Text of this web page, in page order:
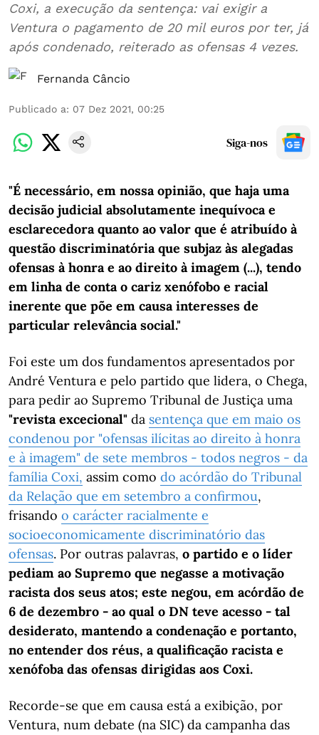
Coxi, a execução da sentença: vai exigir a
Ventura o pagamento de 20 mil euros por ter, já
após condenado, reiterado as ofensas 4 vezes.
Fernanda Câncio
Publicado a: 07 Dez 2021, 00:25
Siga-nos
"É necessário, em nossa opinião, que haja uma
decisão judicial absolutamente inequívoca e
esclarecedora quanto ao valor que é atribuído à
questão discriminatória que subjaz às alegadas
ofensas à honra e ao direito à imagem (...), tendo
em linha de conta o cariz xenófobo e racial
inerente que põe em causa interesses de
particular relevância social."
Foi este um dos fundamentos apresentados por
André Ventura e pelo partido que lidera, o Chega,
para pedir ao Supremo Tribunal de Justiça uma
"revista excecional" da sentença que em maio os
condenou por "ofensas ilícitas ao direito à honra
e à imagem" de sete membros - todos negros - da
família Coxi, assim como do acórdão do Tribunal
da Relação que em setembro a confirmou,
frisando o carácter racialmente e
socioeconomicamente discriminatório das
ofensas. Por outras palavras, o partido e o líder
pediam ao Supremo que negasse a motivação
racista dos seus atos; este negou, em acórdão de
6 de dezembro - ao qual o DN teve acesso - tal
desiderato, mantendo a condenação e portanto,
no entender dos réus, a qualificação racista e
xenófoba das ofensas dirigidas aos Coxi.
Recorde-se que em causa está a exibição, por
Ventura, num debate (na SIC) da campanha das